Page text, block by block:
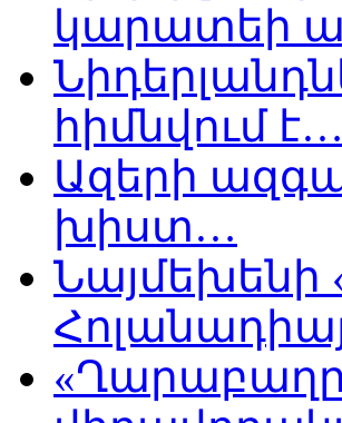
կարատեի
հիմնվում է…
Ազերի
խիստ…
Նայմեխենի
«Ղարաբաղը